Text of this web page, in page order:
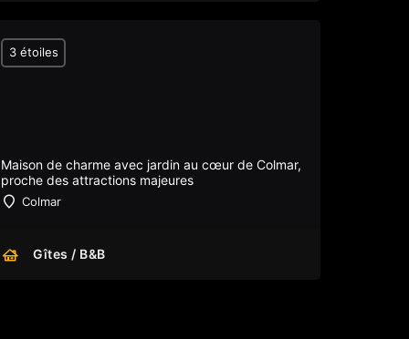
Maison de charme avec jardin au cœur de Colmar,
proche des attractions majeures
Colmar
3 étoiles
Gîtes / B&B